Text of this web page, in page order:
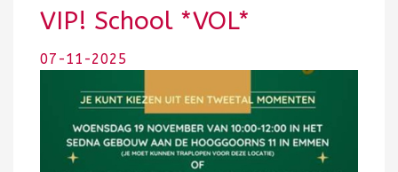
VIP! School *VOL*
07-11-2025